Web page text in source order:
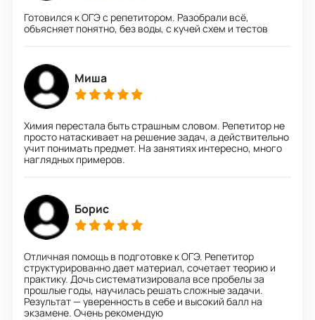
Готовился к ОГЭ с репетитором. Разобрали всё,
объясняет понятно, без воды, с кучей схем и тестов
Миша
Химия перестала быть страшным словом. Репетитор не
просто натаскивает на решение задач, а действительно
учит понимать предмет. На занятиях интересно, много
наглядных примеров.
Борис
Отличная помощь в подготовке к ОГЭ. Репетитор
структурированно дает материал, сочетает теорию и
практику. Дочь систематизировала все пробелы за
прошлые годы, научилась решать сложные задачи.
Результат — уверенность в себе и высокий балл на
экзамене. Очень рекомендую